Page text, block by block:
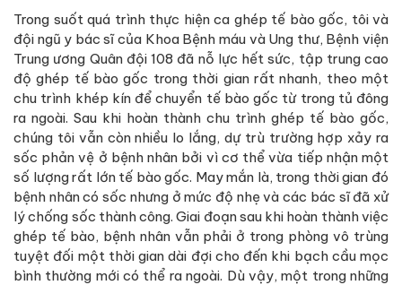
Trong suốt quá trình thực hiện ca ghép tế bào gốc, tôi và
đội ngũ y bác sĩ của Khoa Bệnh máu và Ung thư, Bệnh viện
Trung ương Quân đội 108 đã nỗ lực hết sức, tập trung cao
độ ghép tế bào gốc trong thời gian rất nhanh, theo một
chu trình khép kín để chuyển tế bào gốc từ trong tủ đông
ra ngoài. Sau khi hoàn thành chu trình ghép tế bào gốc,
chúng tôi vẫn còn nhiều lo lắng, dự trù trường hợp xảy ra
sốc phản vệ ở bệnh nhân bởi vì cơ thể vừa tiếp nhận một
số lượng rất lớn tế bào gốc. May mắn là, trong thời gian đó
bệnh nhân có sốc nhưng ở mức độ nhẹ và các bác sĩ đã xử
lý chống sốc thành công. Giai đoạn sau khi hoàn thành việc
ghép tế bào, bệnh nhân vẫn phải ở trong phòng vô trùng
tuyệt đối một thời gian dài đợi cho đến khi bạch cầu mọc
bình thường mới có thể ra ngoài. Dù vậy, một trong những